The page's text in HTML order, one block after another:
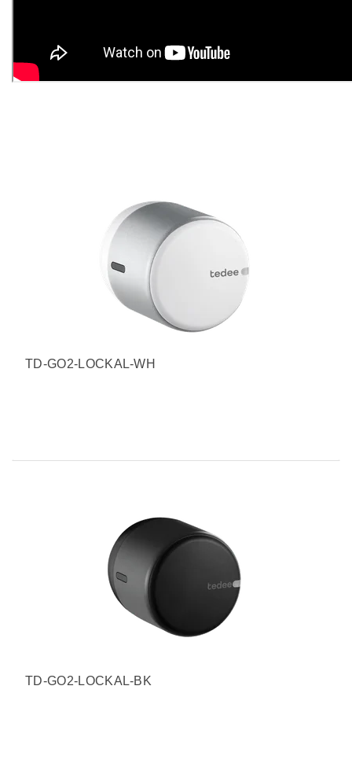
TD-GO2-LOCKAL-WH
TD-GO2-LOCKAL-BK